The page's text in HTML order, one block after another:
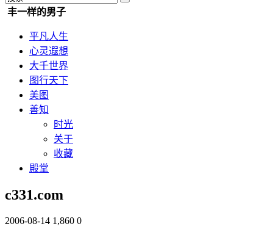
丰一样的男子
平凡人生
心灵遐想
大千世界
图行天下
美图
善知
时光
关于
收藏
殿堂
c331.com
2006-08-14 1,860 0